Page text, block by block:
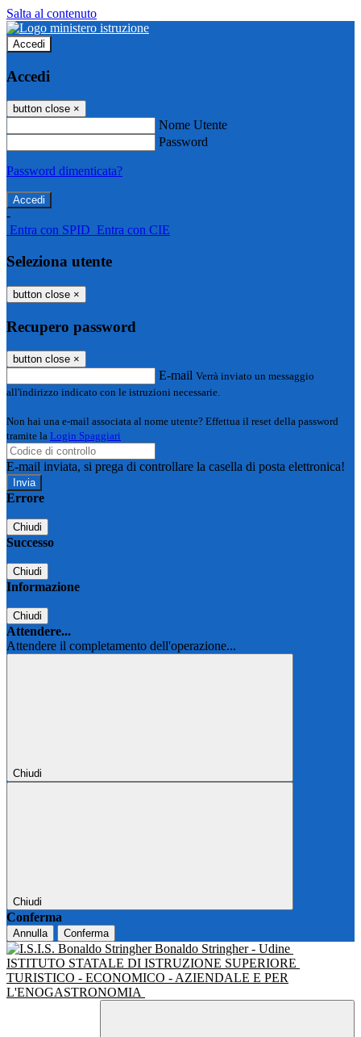
Salta al contenuto
Accedi
Accedi
button close ×
Nome Utente
Password
Password dimenticata?
-
Entra con SPID Entra con CIE
Seleziona utente
button close ×
Recupero password
button close ×
E-mail Verrà inviato un messaggio
all'indirizzo indicato con le istruzioni necessarie.
Non hai una e-mail associata al nome utente? Effettua il reset della password
tramite la Login Spaggiari
E-mail inviata, si prega di controllare la casella di posta elettronica!
Errore
Chiudi
Successo
Chiudi
Informazione
Chiudi
Attendere...
Attendere il completamento dell'operazione...
Chiudi
Chiudi
Conferma
Annulla Conferma
Bonaldo Stringher - Udine
ISTITUTO STATALE DI ISTRUZIONE SUPERIORE
TURISTICO - ECONOMICO - AZIENDALE E PER
L'ENOGASTRONOMIA